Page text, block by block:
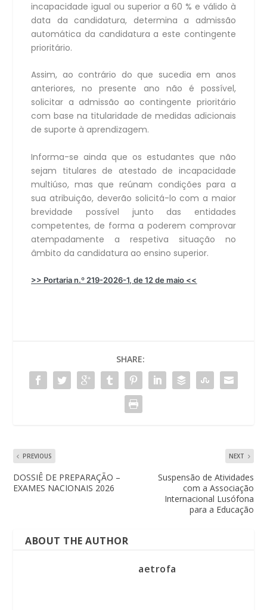
incapacidade igual ou superior a 60 % e válido à
data da candidatura, determina a admissão
automática da candidatura a este contingente
prioritário.
Assim, ao contrário do que sucedia em anos
anteriores, no presente ano não é possível,
solicitar a admissão ao contingente prioritário
com base na titularidade de medidas adicionais
de suporte à aprendizagem.
Informa-se ainda que os estudantes que não
sejam titulares de atestado de incapacidade
multiúso, mas que reúnam condições para a
sua atribuição, deverão solicitá-lo com a maior
brevidade possível junto das entidades
competentes, de forma a poderem comprovar
atempadamente a respetiva situação no
âmbito da candidatura ao ensino superior.
>> Portaria n.º 219-2026-1, de 12 de maio <<
SHARE:
PREVIOUS
DOSSIÊ DE PREPARAÇÃO –
EXAMES NACIONAIS 2026
NEXT
Suspensão de Atividades
com a Associação
Internacional Lusófona
para a Educação
ABOUT THE AUTHOR
aetrofa